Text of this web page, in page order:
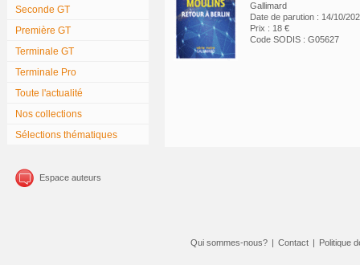
Seconde GT
Première GT
Terminale GT
Terminale Pro
Toute l'actualité
Nos collections
Sélections thématiques
Espace auteurs
Gallimard
Date de parution : 14/10/
Prix : 18 €
Code SODIS : G05627
Qui sommes-nous? | Contact | Politique